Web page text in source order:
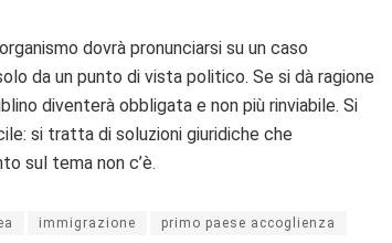
dovrà pronunciarsi su un caso
da un punto di vista politico. Se si dà ragione
diventerà obbligata e non più rinviabile. Si
si tratta di soluzioni giuridiche che
sul tema non c’è.
immigrazione primo paese accoglienza